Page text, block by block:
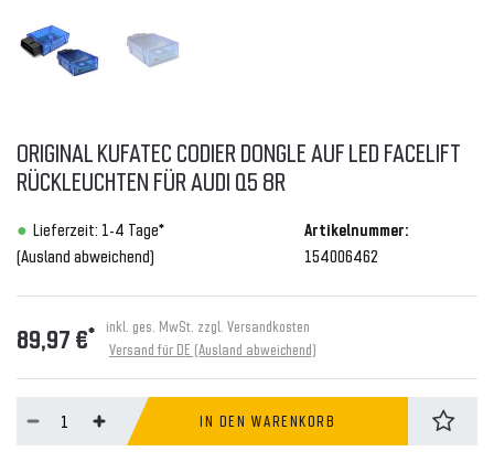
ORIGINAL KUFATEC CODIER DONGLE AUF LED FACELIFT
RÜCKLEUCHTEN FÜR AUDI Q5 8R
Lieferzeit: 1-4 Tage*
(Ausland abweichend)
Artikelnummer:
154006462
89,97 €* inkl. ges. MwSt. zzgl. Versandkosten
Versand für DE (Ausland abweichend)
IN DEN WARENKORB